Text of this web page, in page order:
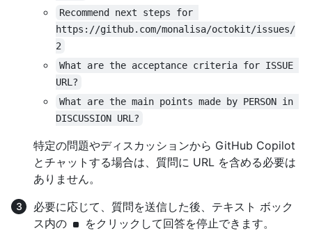
Recommend next steps for
https://github.com/monalisa/octokit/issues/
2
What are the acceptance criteria for ISSUE
URL?
What are the main points made by PERSON in
DISCUSSION URL?
特定の問題やディスカッションから GitHub Copilot
とチャットする場合は、質問に URL を含める必要は
ありません。
必要に応じて、質問を送信した後、テキスト ボック
ス内の
をクリックして回答を停止できます。